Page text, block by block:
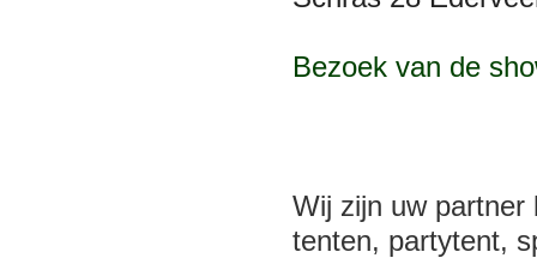
Bezoek van de
Wij zijn uw partner
tenten, partytent,